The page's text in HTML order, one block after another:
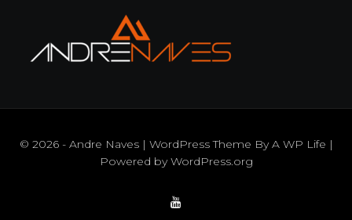
© 2026 - Andre Naves | WordPress Theme ByA WP Life |
Powered byWordPress.org